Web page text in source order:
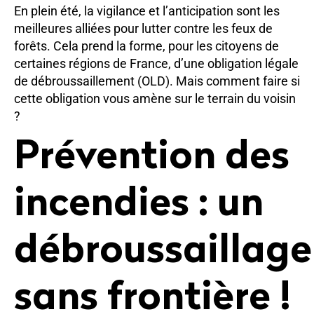
En plein été, la vigilance et l’anticipation sont les
meilleures alliées pour lutter contre les feux de
forêts. Cela prend la forme, pour les citoyens de
certaines régions de France, d’une obligation légale
de débroussaillement (OLD). Mais comment faire si
cette obligation vous amène sur le terrain du voisin
?
Prévention des
incendies : un
débroussaillage
sans frontière !